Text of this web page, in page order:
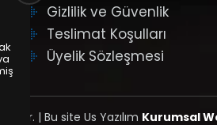
Gizlilik ve Güvenlik
Teslimat Koşulları
Üyelik Sözleşmesi
| Bu site Us Yazılım Kurumsal